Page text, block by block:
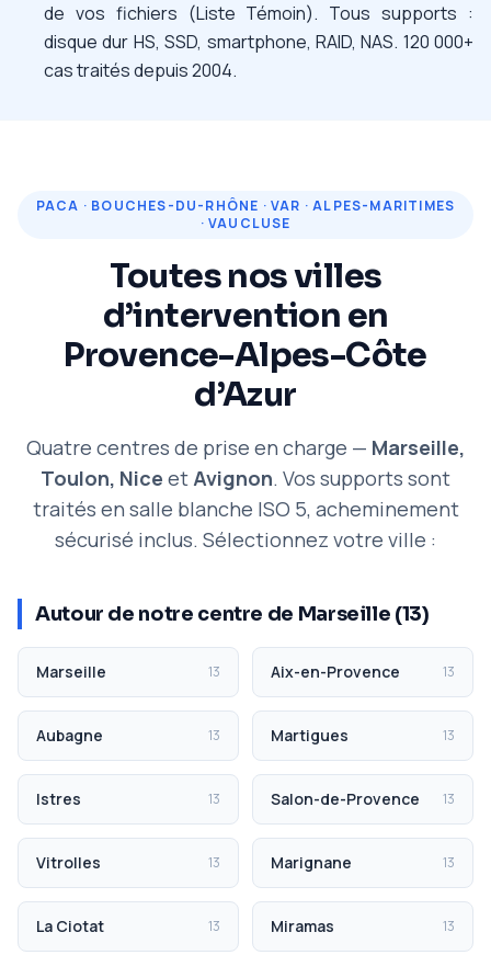
de vos fichiers (Liste Témoin). Tous supports :
disque dur HS, SSD, smartphone, RAID, NAS. 120 000+
cas traités depuis 2004.
PACA · BOUCHES-DU-RHÔNE · VAR · ALPES-MARITIMES
· VAUCLUSE
Toutes nos villes
d’intervention en
Provence-Alpes-Côte
d’Azur
Quatre centres de prise en charge — Marseille,
Toulon, Nice et Avignon. Vos supports sont
traités en salle blanche ISO 5, acheminement
sécurisé inclus. Sélectionnez votre ville :
Autour de notre centre de Marseille (13)
Marseille 13 Aix-en-Provence 13
Aubagne 13 Martigues 13
Istres 13 Salon-de-Provence 13
Vitrolles 13 Marignane 13
La Ciotat 13 Miramas 13